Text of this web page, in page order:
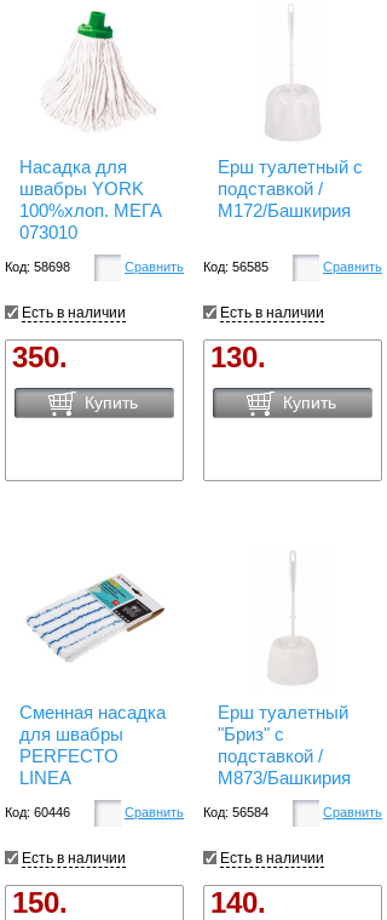
Насадка для
швабры YORK
100%хлоп. МЕГА
073010
Код: 58698 Сравнить
Есть в наличии
350.
Купить
Ерш туалетный с
подставкой /
М172/Башкирия
Код: 56585 Сравнить
Есть в наличии
130.
Купить
Сменная насадка
для швабры
PERFECTO
LINEA
Код: 60446 Сравнить
Есть в наличии
150.
Ерш туалетный
"Бриз" с
подставкой /
М873/Башкирия
Код: 56584 Сравнить
Есть в наличии
140.